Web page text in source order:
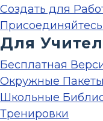
Создать для
Для
Бесплатная
Окружные Пакеты
Школьные
Тренировки